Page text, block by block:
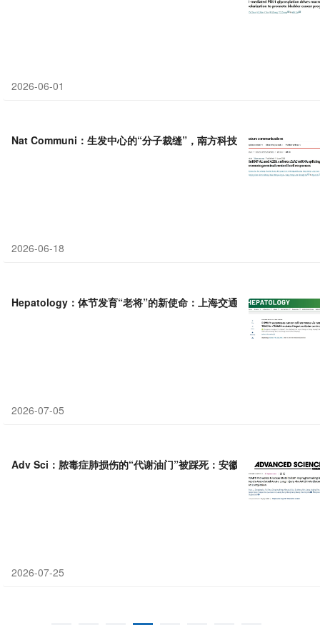
2026-06-01
Nat Communi：生发中心的“分子裁缝”，南方科技大学欧西军等团
2026-06-18
Hepatology：体节发育“老将”的新使命：上海交通大学沈柏用等团队
2026-07-05
Adv Sci：脓毒症肺损伤的“代谢油门”被踩死：安徽医科大学尤青海
2026-07-25